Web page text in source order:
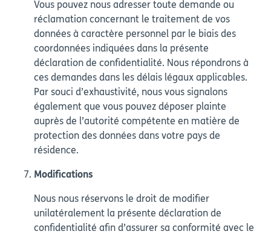
Vous pouvez nous adresser toute demande ou
réclamation concernant le traitement de vos
données à caractère personnel par le biais des
coordonnées indiquées dans la présente
déclaration de confidentialité. Nous répondrons à
ces demandes dans les délais légaux applicables.
Par souci d’exhaustivité, nous vous signalons
également que vous pouvez déposer plainte
auprès de l’autorité compétente en matière de
protection des données dans votre pays de
résidence.
Modifications
Nous nous réservons le droit de modifier
unilatéralement la présente déclaration de
confidentialité afin d’assurer sa conformité avec le